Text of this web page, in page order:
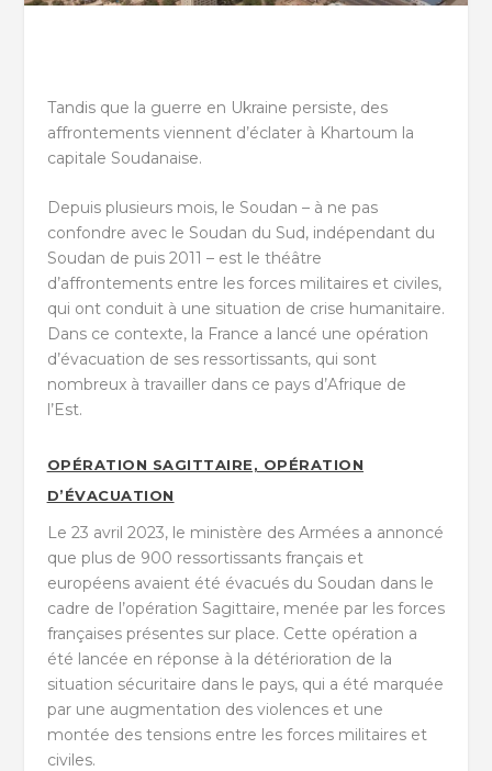
Tandis que la guerre en Ukraine persiste, des
affrontements viennent d’éclater à Khartoum la
capitale Soudanaise.
Depuis plusieurs mois, le Soudan – à ne pas
confondre avec le Soudan du Sud, indépendant du
Soudan de puis 2011 – est le théâtre
d’affrontements entre les forces militaires et civiles,
qui ont conduit à une situation de crise humanitaire.
Dans ce contexte, la France a lancé une opération
d’évacuation de ses ressortissants, qui sont
nombreux à travailler dans ce pays d’Afrique de
l’Est.
OPÉRATION SAGITTAIRE, OPÉRATION
D’ÉVACUATION
Le 23 avril 2023, le ministère des Armées a annoncé
que plus de 900 ressortissants français et
européens avaient été évacués du Soudan dans le
cadre de l’opération Sagittaire, menée par les forces
françaises présentes sur place. Cette opération a
été lancée en réponse à la détérioration de la
situation sécuritaire dans le pays, qui a été marquée
par une augmentation des violences et une
montée des tensions entre les forces militaires et
civiles.